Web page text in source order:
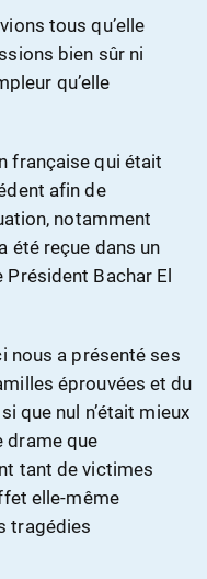
tous qu’elle
bien sûr ni
qu’elle
française qui était
afin de
notamment
été reçue dans un
Bachar El
nous a présenté ses
éprouvées et du
que nul n’était mieux
drame que
tant de victimes
elle-même
tragédies